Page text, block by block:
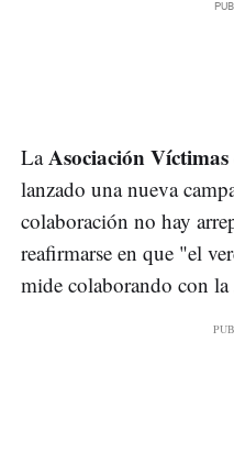
LaAsociación
lanzado una nueva
colaboración no hay
reafirmarse en que "el
mide colaborando con la